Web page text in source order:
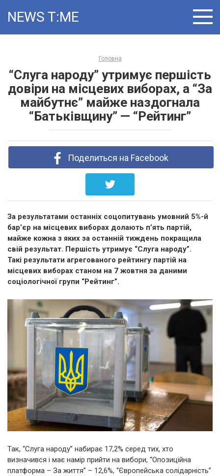
NEWS T:ME
Головна
“Слуга народу” утримує першість
довіри на місцевих виборах, а “За
майбутнє” майже наздогнала
“Батьківщину” — “Рейтинг”
Поделиться на Facebook
За результатами останніх соцопитувань умовний 5%-й
бар’єр на місцевих виборах долають п’ять партій,
майже кожна з яких за останній тиждень покращила
свій результат. Першість утримує “Слуга народу”.
Такі результати агрегованого рейтингу партій на
місцевих виборах станом на 7 жовтня за даними
соціологічної групи “Рейтинг”.
Так, “Слуга народу” набирає 17,2% серед тих, хто
визначився і має намір прийти на вибори, “Опозиційна
платформа – За життя” – 12,6%, “Європейська солідарність”